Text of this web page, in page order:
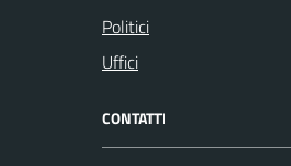
Politici
Uffici
CONTATTI